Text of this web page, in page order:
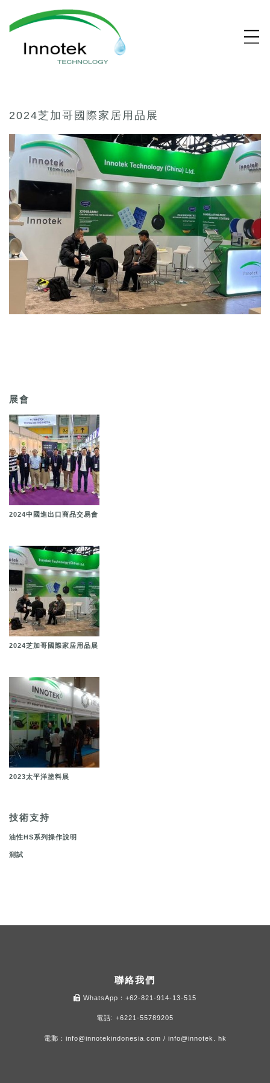
2024芝加哥國際家居用品展
展會
2024中國進出口商品交易會
2024芝加哥國際家居用品展
2023太平洋塗料展
技術支持
油性HS系列操作說明
測試
聯絡我們
WhatsApp：+62-821-914-13-515
電話: +6221-55789205
電郵： info@innotekindonesia.com / info@innotek. hk